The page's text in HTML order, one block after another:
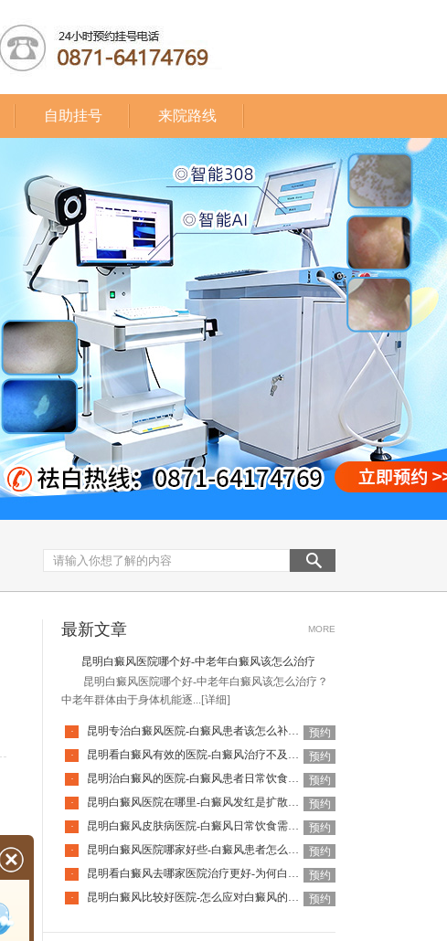
自助挂号 来院路线
最新文章 MORE
昆明白癜风医院哪个好-中老年白癜风该怎么治疗
昆明白癜风医院哪个好-中老年白癜风该怎么治疗？
中老年群体由于身体机能逐... [详细]
· 昆明专治白癜风医院-白癜风患者该怎么补充营养呢
预约
·
昆明看白癜风有效的医院-白癜风治疗不及时有哪些危害呢
预约
·
昆明治白癜风的医院-白癜风患者日常饮食应该注意哪些
预约
·
昆明白癜风医院在哪里-白癜风发红是扩散的征兆吗
预约
·
昆明白癜风皮肤病医院-白癜风日常饮食需注意什么呢
预约
·
昆明白癜风医院哪家好些-白癜风患者怎么预防过度疲劳
预约
·
昆明看白癜风去哪家医院治疗更好-为何白癜风会复发
预约
·
昆明白癜风比较好医院-怎么应对白癜风的复发 预约